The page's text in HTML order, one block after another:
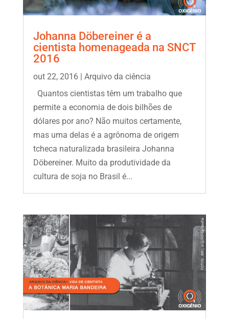
Johanna Döbereiner é a
cientista homenageada na SNCT
2016
out 22, 2016| Arquivo da ciência
Quantos cientistas têm um trabalho que
permite a economia de dois bilhões de
dólares por ano? Não muitos certamente,
mas uma delas é a agrônoma de origem
tcheca naturalizada brasileira Johanna
Döbereiner. Muito da produtividade da
cultura de soja no Brasil é...